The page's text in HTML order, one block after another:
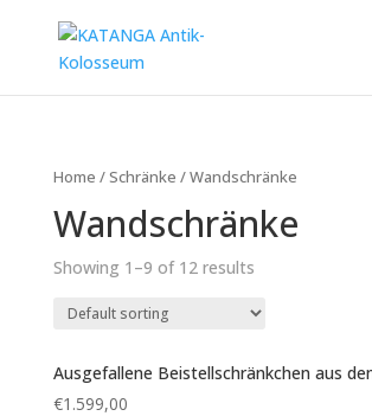
Home /Schränke / Wandschränke
Wandschränke
Showing 1–9 of 12 results
Ausgefallene Beistellschränkchen aus
€1.599,00